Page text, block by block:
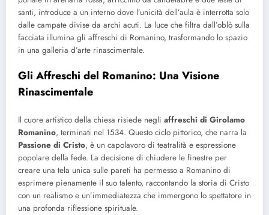
santi, introduce a un interno dove l’unicità dell’aula è interrotta solo
dalle campate divise da archi acuti. La luce che filtra dall’oblò sulla
facciata illumina gli affreschi di Romanino, trasformando lo spazio
in una galleria d’arte rinascimentale.
Gli Affreschi del Romanino: Una Visione
Rinascimentale
Il cuore artistico della chiesa risiede negli affreschi di Girolamo
Romanino, terminati nel 1534. Questo ciclo pittorico, che narra la
Passione di Cristo, è un capolavoro di teatralità e espressione
popolare della fede. La decisione di chiudere le finestre per
creare una tela unica sulle pareti ha permesso a Romanino di
esprimere pienamente il suo talento, raccontando la storia di Cristo
con un realismo e un’immediatezza che immergono lo spettatore in
una profonda riflessione spirituale.